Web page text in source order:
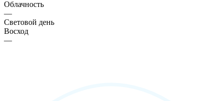
Облачность
—
Световой день
Восход
—